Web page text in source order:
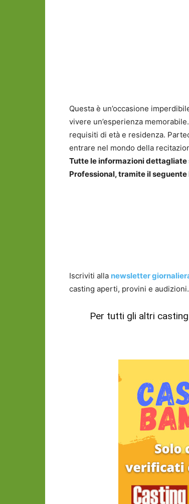
Questa è un’occasione
vivere un’esperienza
requisiti di età e residenza.
entrare nel mondo della
Tutte le informazioni dettagliate
Professional, tramite il seguente
Iscriviti alla newsletter
casting aperti, provini e audizioni.
Per tutti gli altri